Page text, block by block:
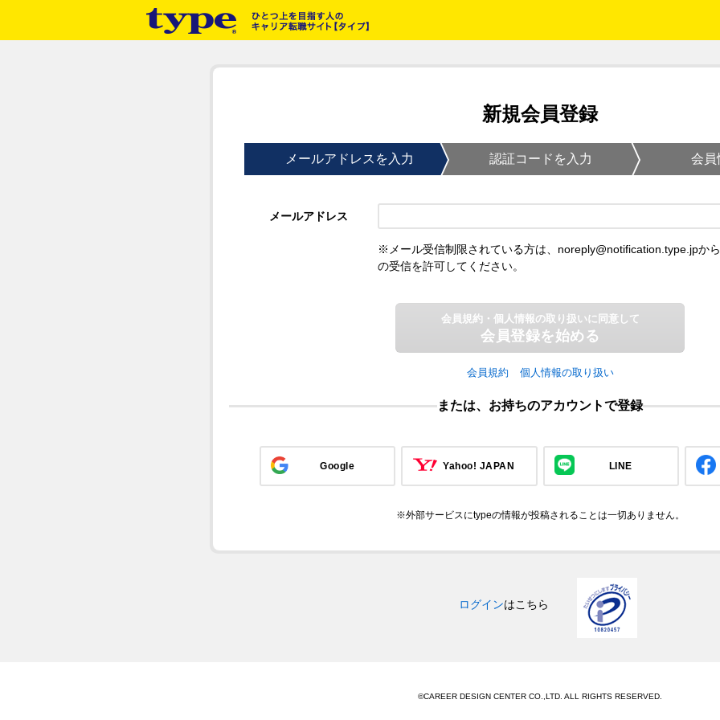
新規会員登録
メールアドレスを入力 認証コードを入力 会員
メールアドレス
※メール受信制限されている方は、noreply@notification.type.jpから
の受信を許可してください。
会員規約・個人情報の取り扱いに同意して
会員登録を始める
会員規約 個人情報の取り扱い
または、お持ちのアカウントで登録
Google Yahoo! JAPAN LINE
※外部サービスにtypeの情報が投稿されることは一切ありません。
ログインはこちら
©CAREER DESIGN CENTER CO.,LTD. ALL RIGHTS RESERVED.